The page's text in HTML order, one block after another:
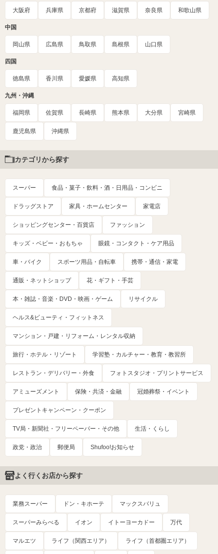
大阪府 兵庫県 京都府 滋賀県 奈良県 和歌山県
中国
岡山県 広島県 鳥取県 島根県 山口県
四国
徳島県 香川県 愛媛県 高知県
九州・沖縄
福岡県 佐賀県 長崎県 熊本県 大分県 宮崎県
鹿児島県 沖縄県
カテゴリから探す
スーパー 食品・菓子・飲料・酒・日用品・コンビニ
ドラッグストア 家具・ホームセンター 家電店
ショッピングセンター・百貨店 ファッション
キッズ・ベビー・おもちゃ 眼鏡・コンタクト・ケア用品
車・バイク スポーツ用品・自転車 携帯・通信・家電
通販・ネットショップ 花・ギフト・手芸
本・雑誌・音楽・DVD・映画・ゲーム リサイクル
ヘルス&ビューティ・フィットネス
マンション・戸建・リフォーム・レンタル収納
旅行・ホテル・リゾート 学習塾・カルチャー・教育・教習所
レストラン・デリバリー・外食 フォトスタジオ・プリントサービス
アミューズメント 保険・共済・金融 冠婚葬祭・イベント
プレゼントキャンペーン・クーポン
TV局・新聞社・フリーペーパー・その他 生活・くらし
政党・政治 郵便局 Shufoo!お知らせ
よく行くお店から探す
業務スーパー ドン・キホーテ マックスバリュ
スーパーみらべる イオン イトーヨーカドー 万代
マルエツ ライフ（関西エリア） ライフ（首都圏エリア）